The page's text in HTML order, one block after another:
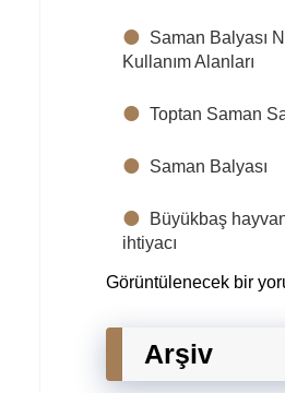
Saman Balyası
Kullanım Alanları
Toptan Saman
Saman Balyası
Büyükbaş
ihtiyacı
Görüntülenecek bir
Arşiv